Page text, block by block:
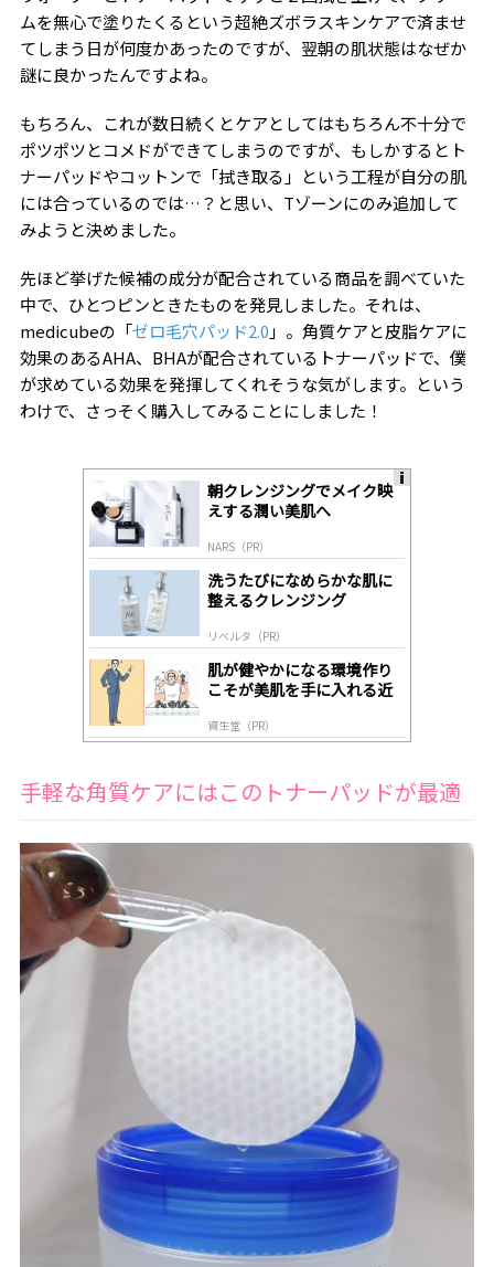
ムを無心で塗りたくるという超絶ズボラスキンケアで済ませ
てしまう日が何度かあったのですが、翌朝の肌状態はなぜか
謎に良かったんですよね。
もちろん、これが数日続くとケアとしてはもちろん不十分で
ポツポツとコメドができてしまうのですが、もしかするとト
ナーパッドやコットンで「拭き取る」という工程が自分の肌
には合っているのでは…？と思い、Tゾーンにのみ追加して
みようと決めました。
先ほど挙げた候補の成分が配合されている商品を調べていた
中で、ひとつピンときたものを発見しました。それは、
medicubeの「ゼロ毛穴パッド2.0 」。角質ケアと皮脂ケアに
効果のあるAHA、BHAが配合されているトナーパッドで、僕
が求めている効果を発揮してくれそうな気がします。という
わけで、さっそく購入してみることにしました！
朝クレンジングでメイク映
えする潤い美肌へ
NARS（PR）
洗うたびになめらかな肌に
整えるクレンジング
リベルタ（PR）
肌が健やかになる環境作り
こそが美肌を手に入れる近
資生堂（PR）
手軽な角質ケアにはこのトナーパッドが最適